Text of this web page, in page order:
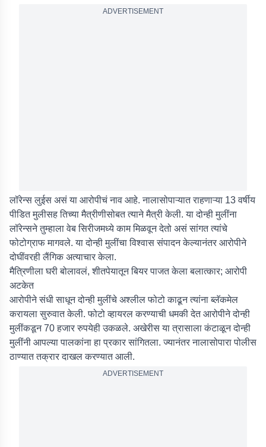
ADVERTISEMENT
लॉरेन्स लुईस असं या आरोपीचं नाव आहे. नालासोपाऱ्यात राहणाऱ्या 13 वर्षीय
पीडित मुलीसह तिच्या मैत्रीणीसोबत त्याने मैत्री केली. या दोन्ही मुलींना
लॉरेन्सने तुम्हाला वेब सिरीजमध्ये काम मिळवून देतो असं सांगत त्यांचे
फोटोग्राफ मागवले. या दोन्ही मुलींचा विश्वास संपादन केल्यानंतर आरोपीने
दोघींवरही लैंगिक अत्याचार केला.
मैत्रिणीला घरी बोलावलं, शीतपेयातून बियर पाजत केला बलात्कार; आरोपी
अटकेत
आरोपीने संधी साधून दोन्ही मुलींचे अश्लील फोटो काढून त्यांना ब्लॅकमेल
करायला सुरुवात केली. फोटो व्हायरल करण्याची धमकी देत आरोपीने दोन्ही
मुलींकडून 70 हजार रुपयेही उकळले. अखेरीस या त्रासाला कंटाळून दोन्ही
मुलींनी आपल्या पालकांना हा प्रकार सांगितला. ज्यानंतर नालासोपारा पोलीस
ठाण्यात तक्रार दाखल करण्यात आली.
ADVERTISEMENT